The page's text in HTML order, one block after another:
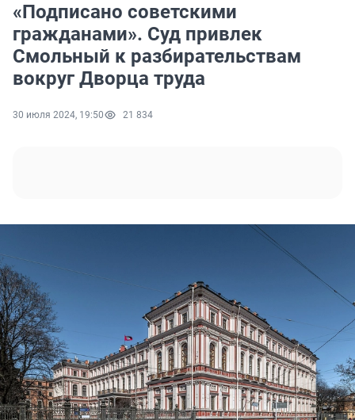
«Подписано советскими
гражданами». Суд привлек
Смольный к разбирательствам
вокруг Дворца труда
30 июля 2024, 19:50 21 834